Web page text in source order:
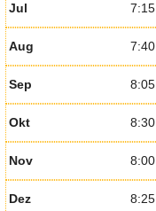
Jul 7:15
Aug 7:40
Sep 8:05
Okt 8:30
Nov 8:00
Dez 8:25